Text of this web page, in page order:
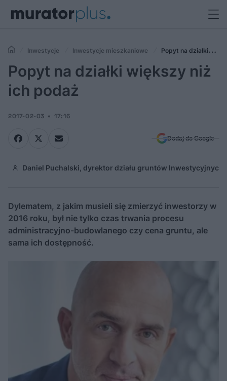
Inwestycje Inwestycje mieszkaniowe
Popyt na działki
większy niż ich podaż
Popyt na działki większy niż
ich podaż
2017-02-03 17:16
Dodaj do Google
Daniel Puchalski, dyrektor działu gruntów Inwestycyjnych
Dylematem, z jakim musieli się zmierzyć inwestorzy w
2016 roku, był nie tylko czas trwania procesu
administracyjno-budowlanego czy cena gruntu, ale
sama ich dostępność.